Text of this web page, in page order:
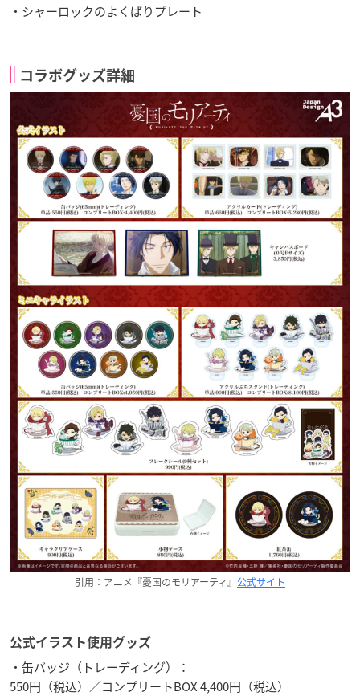
・シャーロックのよくばりプレート
コラボグッズ詳細
引用：アニメ『憂国のモリアーティ』 公式サイト
公式イラスト使用グッズ
・缶バッジ（トレーディング）：
550円（税込）／コンプリートBOX 4,400円（税込）